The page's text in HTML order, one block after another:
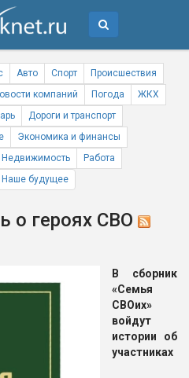
Авто Спорт
Происшествия
компаний Погода
ЖКХ
Дороги и транспорт
Экономика и финансы
Недвижимость
Работа
Наше будущее
о героях СВО
В сборник
«Семья
СВОих»
войдут
истории об
участниках